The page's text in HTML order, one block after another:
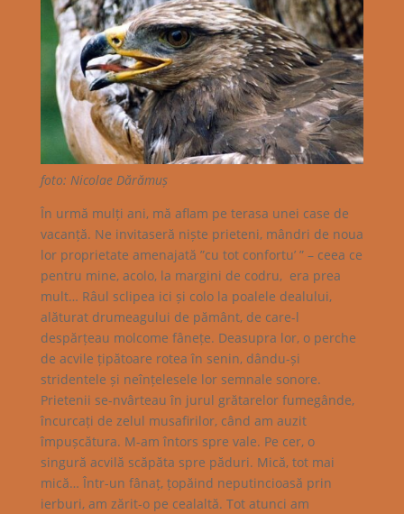
foto: Nicolae Dărămuș
În urmă mulți ani, mă aflam pe terasa unei case de
vacanță. Ne invitaseră niște prieteni, mândri de noua
lor proprietate amenajată ”cu tot confortu’ ” – ceea ce
pentru mine, acolo, la margini de codru, era prea
mult… Râul sclipea ici și colo la poalele dealului,
alăturat drumeagului de pământ, de care-l
despărțeau molcome fânețe. Deasupra lor, o perche
de acvile țipătoare rotea în senin, dându-și
stridentele și neînțelesele lor semnale sonore.
Prietenii se-nvârteau în jurul grătarelor fumegânde,
încurcați de zelul musafirilor, când am auzit
împușcătura. M-am întors spre vale. Pe cer, o
singură acvilă scăpăta spre păduri. Mică, tot mai
mică… Într-un fânaț, țopăind neputincioasă prin
ierburi, am zărit-o pe cealaltă. Tot atunci am